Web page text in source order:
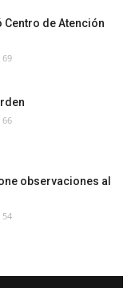
Centro de Atención
69
66
observaciones al
54